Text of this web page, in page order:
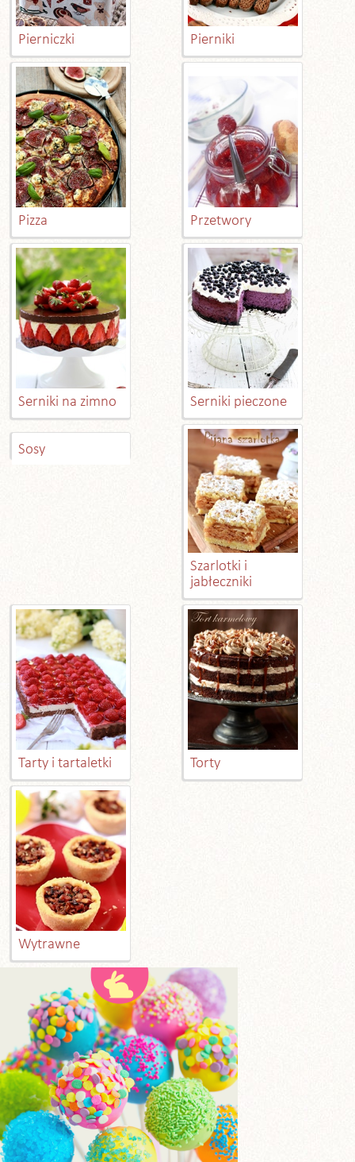
Pierniczki Pierniki
Pizza Przetwory
Serniki na zimno Serniki pieczone
Sosy
Szarlotki i
jabłeczniki
Tarty i tartaletki Torty
Wytrawne